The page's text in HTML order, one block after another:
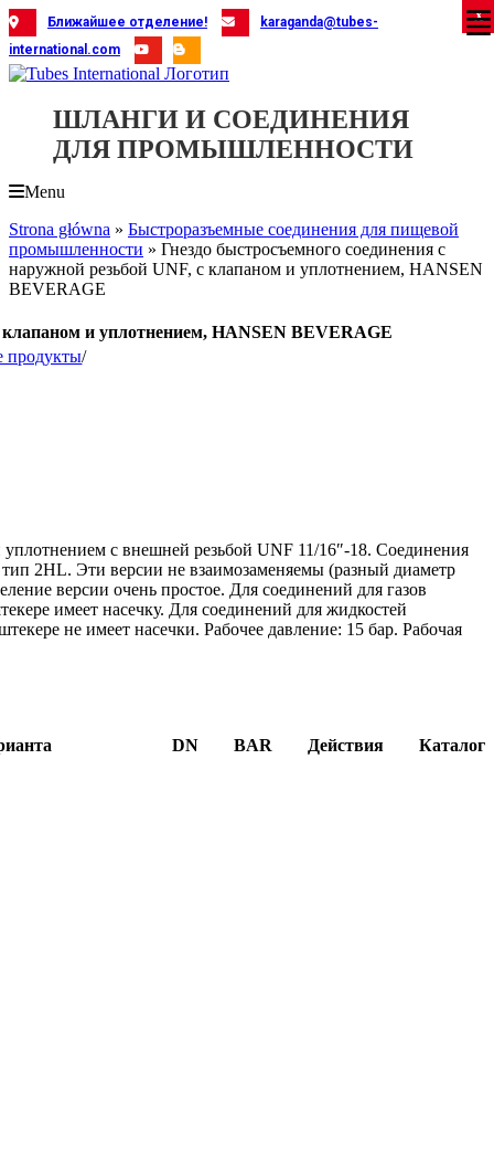
Skip
to
content
Ближайшее отделение!
karaganda@tubes-
international.com
ШЛАНГИ И СОЕДИНЕНИЯ
ДЛЯ ПРОМЫШЛЕННОСТИ
Menu
Strona główna » Быстроразъемные соединения для пищевой
промышленности » Гнездо быстросъемного соединения с
наружной резьбой UNF, с клапаном и уплотнением, HANSEN
BEVERAGE
клапаном и уплотнением, HANSEN BEVERAGE
продукты/
с внешней резьбой UNF 11/16″-18. Соединения
2HL. Эти версии не взаимозаменяемы (разный диаметр
версии очень простое. Для соединений для газов
имеет насечку. Для соединений для жидкостей
не имеет насечки. Рабочее давление: 15 бар. Рабочая
DN BAR Действия Каталог
X
X
X
X
X
X
X
X
X
X
X
X
X
X
X
X
X
X
X